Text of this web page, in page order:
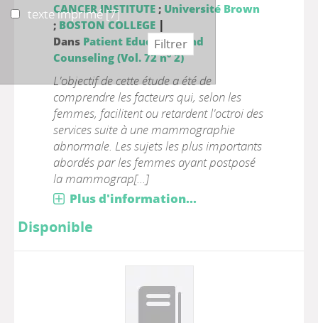
CANCER INSTITUTE; Université Brown
; BOSTON COLLEGE |
Dans Patient Education and
Counseling (Vol. 72 n° 2)
L'objectif de cette étude a été de
comprendre les facteurs qui, selon les
femmes, facilitent ou retardent l'octroi des
services suite à une mammographie
abnormale. Les sujets les plus importants
abordés par les femmes ayant postposé
la mammograp[...]
Plus d'information...
Disponible
texte imprimé
texte imprimé[7]